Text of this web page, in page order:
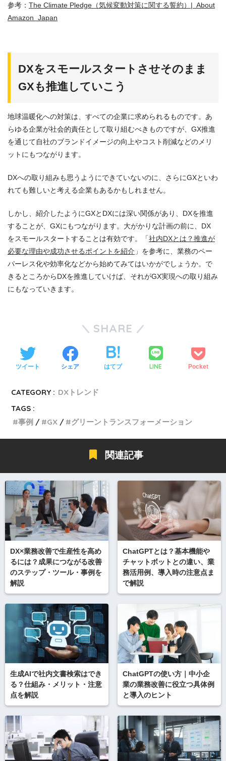
参考： The Climate Pledge（気候変動対策に関する誓約）| About
Amazon Japan
DXをスモールスタートさせそのまま
GXも推進していこう
地球温暖化への対策は、すべての企業に求められるものです。あ
らゆる企業が社会的責任として取り組むべきものですが、GX推進
を通じて自社のブランドイメージの向上やコスト削減などのメリ
ットにもつながります。
DXへの取り組みも思うようにできていないのに、さらにGXといわ
れても難しいと考える企業もあるかもしれません。
しかし、紹介したようにGXとDXには深い関係があり、DXを推進
することが、GXにもつながります。大がかりな計画の前に、DX
をスモールスタートすることは有効です。「社内DXとは？推進が
必要な理由や成功させるポイントを紹介 」を参考に、業務のペー
パーレス化や効率化などから始めてみてはいかがでしょうか。で
きるところからDXを推進していけば、それがGX実現への取り組み
にもなっていきます。
SHARE
ツイート シェア はてブ LINE Pocket
CATEGORY : DXトレンド
TAGS :
事例
GX グリーントランスフォーメーション
関連記事
DX×業務改善で生産性を高め
るには？成果につながる改善
のステップ・ツール・事例を
解説
ChatGPTとは？基本機能や
チャットボットとの違い、業
務活用例、導入時の注意点ま
で解説
生成AIで社内文書検索はでき
る？仕組み・メリット・注意
点を解説
ChatGPTの使い方｜中小企
業の業務改善に役立つ具体例
と導入のヒント